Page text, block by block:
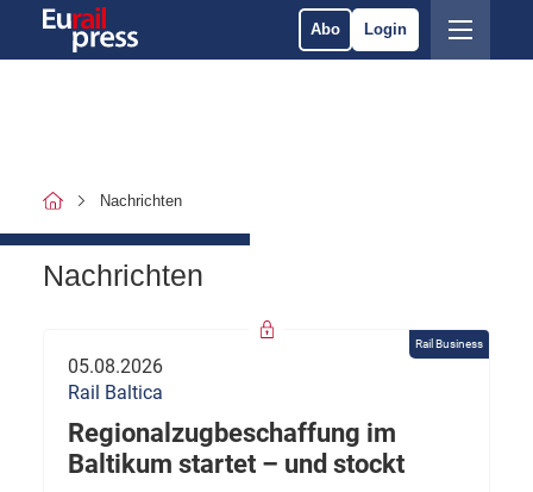
Abo Login
Nachrichten
Nachrichten
Rail Business
05.08.2026
Rail Baltica
Regionalzugbeschaffung im
Baltikum startet – und stockt